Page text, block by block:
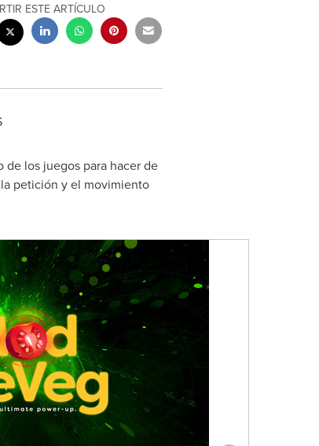
ESTE ARTÍCULO
los juegos para hacer de
petición y el movimiento